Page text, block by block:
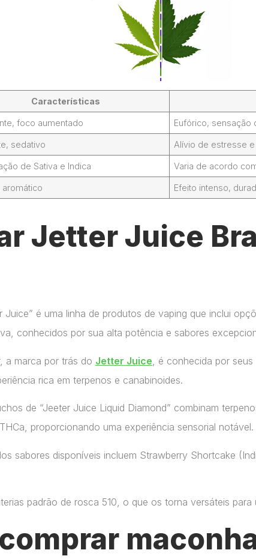
Características
foco aumentado Eufórico, sensação
sedativo Alívio de estresse
de Sativa e Indica Varia de acordo
aromático Efeito intenso,
Jetter Juice
Juice” é uma linha de produtos de vaping que inclui
conhecidos por sua alta potência e sabores
a marca por trás do Jetter Juice , é conhecida por
rica em terpenos e canabinoides.
de “Jeeter Juice Liquid Diamond” combinam
proporcionando uma experiência sensorial notável.
sabores disponíveis incluem Strawberry Shortcake
padrão de rosca 510, o que os torna versáteis